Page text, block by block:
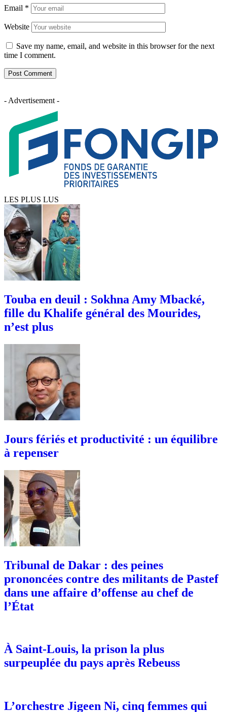
Email *
Website
Save my name, email, and website in this browser for the next
time I comment.
- Advertisement -
LES PLUS LUS
Touba en deuil : Sokhna Amy Mbacké,
fille du Khalife général des Mourides,
n’est plus
Jours fériés et productivité : un équilibre
à repenser
Tribunal de Dakar : des peines
prononcées contre des militants de Pastef
dans une affaire d’offense au chef de
l’État
À Saint-Louis, la prison la plus
surpeuplée du pays après Rebeuss
L’orchestre Jigeen Ni, cinq femmes qui